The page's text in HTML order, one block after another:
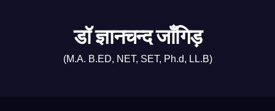
डॉ ज्ञानचन्द जाँगिड़
(M.A. B.ED, NET, SET, Ph.d, LL.B)